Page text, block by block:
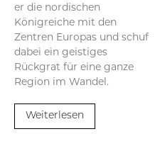
er die nordischen
Königreiche mit den
Zentren Europas und schuf
dabei ein geistiges
Rückgrat für eine ganze
Region im Wandel.
Weiterlesen